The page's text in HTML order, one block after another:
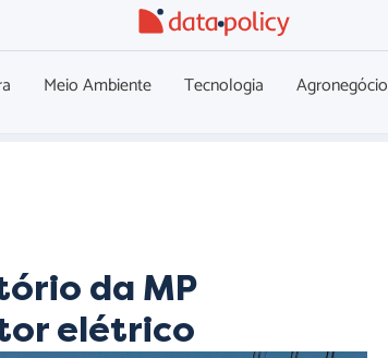
Meio Ambiente Tecnologia Agronegócio
da MP
elétrico